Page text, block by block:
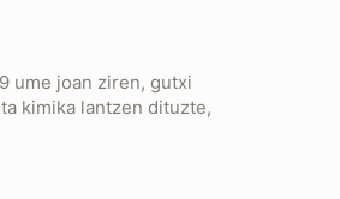
ume joan ziren, gutxi
kimika lantzen dituzte,